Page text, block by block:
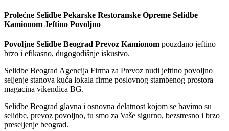
Prolećne Selidbe Pekarske Restoranske Opreme Selidbe
Kamionom Jeftino Povoljno
Povoljne Selidbe Beograd Prevoz Kamionom pouzdano jeftino
brzo i efikasno, dugogodišnje iskustvo.
Selidbe Beograd Agencija Firma za Prevoz nudi jeftino povoljno
seljenje stanova kuća lokala firme poslovnog stambenog prostora
magacina vikendica BG.
Selidbe Beograd glavna i osnovna delatnost kojom se bavimo su
selidbe, prevoz povoljno, tu smo za Vaše sigurno, bezstresno i brzo
preseljenje beograd.